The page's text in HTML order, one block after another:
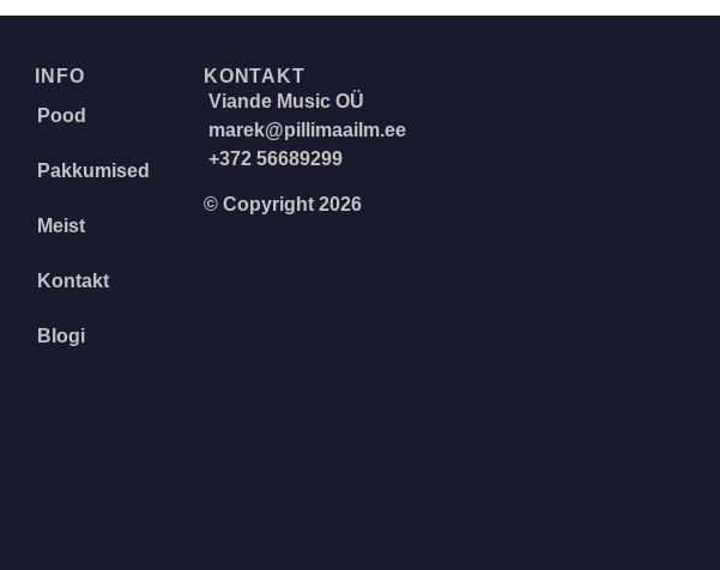
INFO
Pood
Pakkumised
Meist
Kontakt
Blogi
KONTAKT
Viande Music OÜ
marek@pillimaailm.ee
+372 56689299
© Copyright 2026